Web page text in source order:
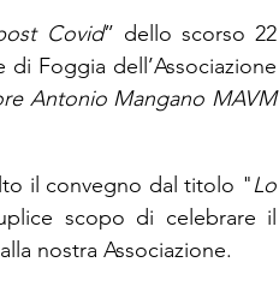
Covid” dello scorso 22
Foggia dell’Associazione
Antonio Mangano MAVM
il convegno dal titolo "Lo
scopo di celebrare il
nostra Associazione.